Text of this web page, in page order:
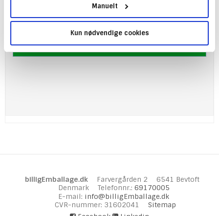
Manuelt
Kun nødvendige cookies
1.339,95 DKK
billigEmballage.dk Farvergården 2
6541 Bevtoft
Denmark
Telefonnr.: 69170005
E-mail: info@billigEmballage.dk
CVR-nummer: 31602041
Sitemap